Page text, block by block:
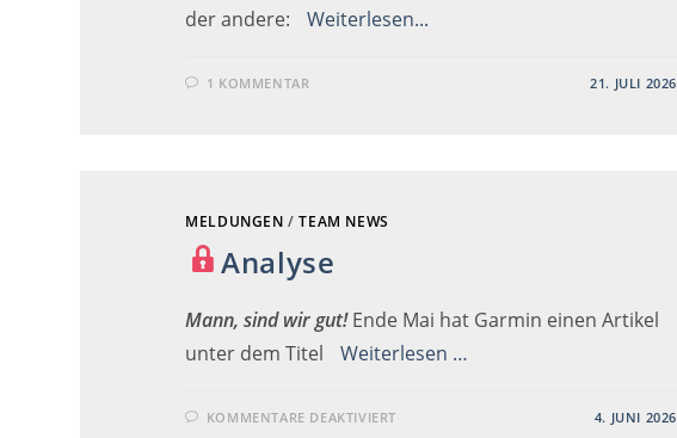
der andere:
Weiterlesen...
1 KOMMENTAR 21. JULI 2026
MELDUNGEN /TEAM NEWS
Analyse
Mann, sind wir gut!Ende Mai hat Garmin einen Artikel
unter dem Titel
Weiterlesen …
KOMMENTARE DEAKTIVIERT 4. JUNI 2026